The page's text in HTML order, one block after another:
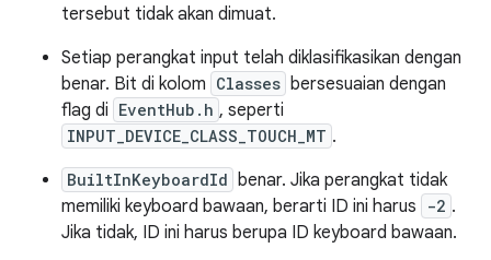
tersebut tidak akan dimuat.
Setiap perangkat input telah diklasifikasikan dengan
benar. Bit di kolom Classes bersesuaian dengan
flag di EventHub.h , seperti
INPUT_DEVICE_CLASS_TOUCH_MT .
BuiltInKeyboardId benar. Jika perangkat tidak
memiliki keyboard bawaan, berarti ID ini harus
-2 .
Jika tidak, ID ini harus berupa ID keyboard bawaan.